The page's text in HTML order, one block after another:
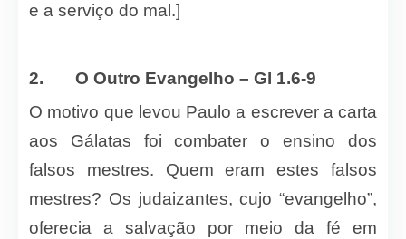
e a serviço do mal.]
2.
O Outro Evangelho – Gl 1.6-9
O motivo que levou Paulo a escrever a carta
aos Gálatas foi combater o ensino dos
falsos mestres. Quem eram estes falsos
mestres? Os judaizantes, cujo “evangelho”,
oferecia a salvação por meio da fé em